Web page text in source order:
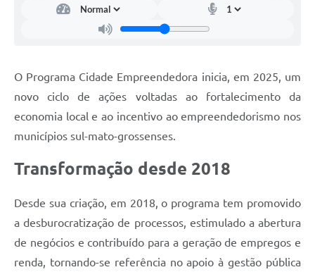
O Programa Cidade Empreendedora inicia, em 2025, um
novo ciclo de ações voltadas ao fortalecimento da
economia local e ao incentivo ao empreendedorismo nos
municípios sul-mato-grossenses.
Transformação desde 2018
Desde sua criação, em 2018, o programa tem promovido
a desburocratização de processos, estimulado a abertura
de negócios e contribuído para a geração de empregos e
renda, tornando-se referência no apoio à gestão pública